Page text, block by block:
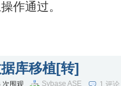
作通过。
库移植[转]
次围观 Sybase ASE 1 评论